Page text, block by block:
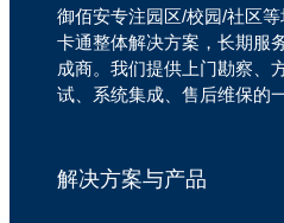
御佰安专注园区/校园/社区
卡通整体解决方案，长期服
成商。我们提供上门勘察、
试、系统集成、售后维保的
解决方案与产品